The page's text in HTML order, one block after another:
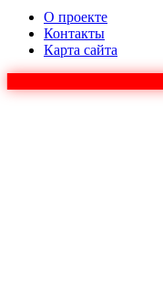
О проекте
Контакты
Карта сайта